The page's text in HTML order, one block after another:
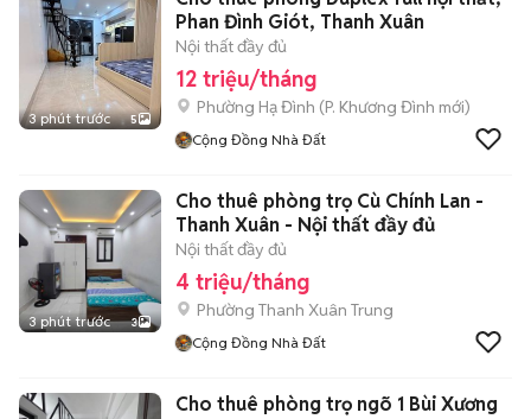
3 phút trước 5
Phan Đình Giót, Thanh Xuân
Nội thất đầy đủ
12 triệu/tháng
Phường Hạ Đình (P. Khương Đình mới)
Cộng Đồng Nhà Đất
3 phút trước 3
Cho thuê phòng trọ Cù Chính Lan -
Thanh Xuân - Nội thất đầy đủ
Nội thất đầy đủ
4 triệu/tháng
Phường Thanh Xuân Trung
Cộng Đồng Nhà Đất
Cho thuê phòng trọ ngõ 1 Bùi Xương